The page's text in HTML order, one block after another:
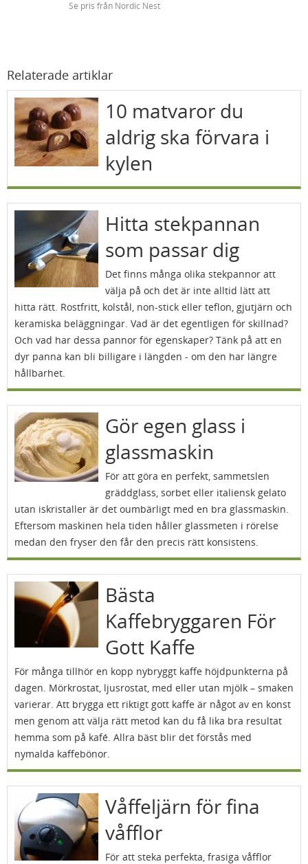
Se pris från Nordic Nest
Relaterade artiklar
10 matvaror du
aldrig ska förvara i
kylen
Hitta stekpannan
som passar dig
Det finns många olika stekpannor att
välja på och det är inte alltid lätt att
hitta rätt. Rostfritt, kolstål, non-stick eller teflon, gjutjärn och
keramiska beläggningar. Vad är det egentligen för skillnad?
Och vad har dessa pannor för egenskaper? Tänk på att en
dyr panna kan bli billigare i längden - om den har längre
hållbarhet.
Gör egen glass i
glassmaskin
För att göra en perfekt, sammetslen
gräddglass, sorbet eller italiensk gelato
utan iskristaller är det oumbärligt med en bra glassmaskin.
Eftersom maskinen hela tiden håller glassmeten i rörelse
medan den fryser den får den precis rätt konsistens.
Bästa
Kaffebryggaren För
Gott Kaffe
För många tillhör en kopp nybryggt kaffe höjdpunkterna på
dagen. Mörkrostat, ljusrostat, med eller utan mjölk – smaken
varierar. Att brygga ett riktigt gott kaffe är något av en konst
men genom att välja rätt metod kan du få lika bra resultat
hemma som på kafé. Allra bäst blir det förstås med
nymalda kaffebönor.
Våffeljärn för fina
våfflor
För att steka perfekta, frasiga våfflor